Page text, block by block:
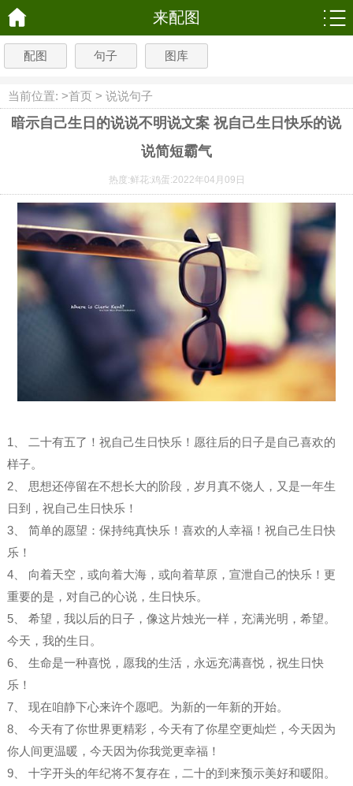
来配图
配图 句子 图库
当前位置: >首页 > 说说句子
暗示自己生日的说说不明说文案 祝自己生日快乐的说
说简短霸气
热度:鲜花:鸡蛋:2022年04月09日
1、 二十有五了！祝自己生日快乐！愿往后的日子是自己喜欢的
样子。
2、 思想还停留在不想长大的阶段，岁月真不饶人，又是一年生
日到，祝自己生日快乐！
3、 简单的愿望：保持纯真快乐！喜欢的人幸福！祝自己生日快
乐​！
4、 向着天空，或向着大海，或向着草原，宣泄自己的快乐！更
重要的是，对自己的心说，生日快乐。
5、 希望，我以后的日子，像这片烛光一样，充满光明，希望。
今天，我的生日。
6、 生命是一种喜悦，愿我的生活，永远充满喜悦，祝生日快
乐！
7、 现在咱静下心来许个愿吧。为新的一年新的开始。
8、 今天有了你世界更精彩，今天有了你星空更灿烂，今天因为
你人间更温暖，今天因为你我觉更幸福！
9、 十字开头的年纪将不复存在，二十的到来预示美好和暖阳。